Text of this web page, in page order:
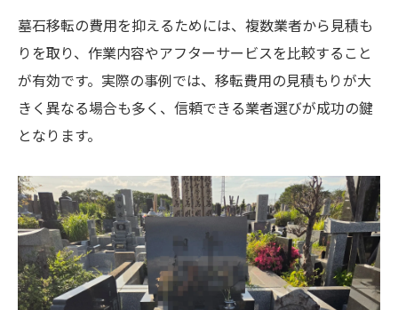
墓石移転の費用を抑えるためには、複数業者から見積も
りを取り、作業内容やアフターサービスを比較すること
が有効です。実際の事例では、移転費用の見積もりが大
きく異なる場合も多く、信頼できる業者選びが成功の鍵
となります。